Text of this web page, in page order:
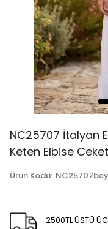
NC25707 İtalyan
Keten Elbise
Ürün Kodu:
2500TL ÜSTÜ